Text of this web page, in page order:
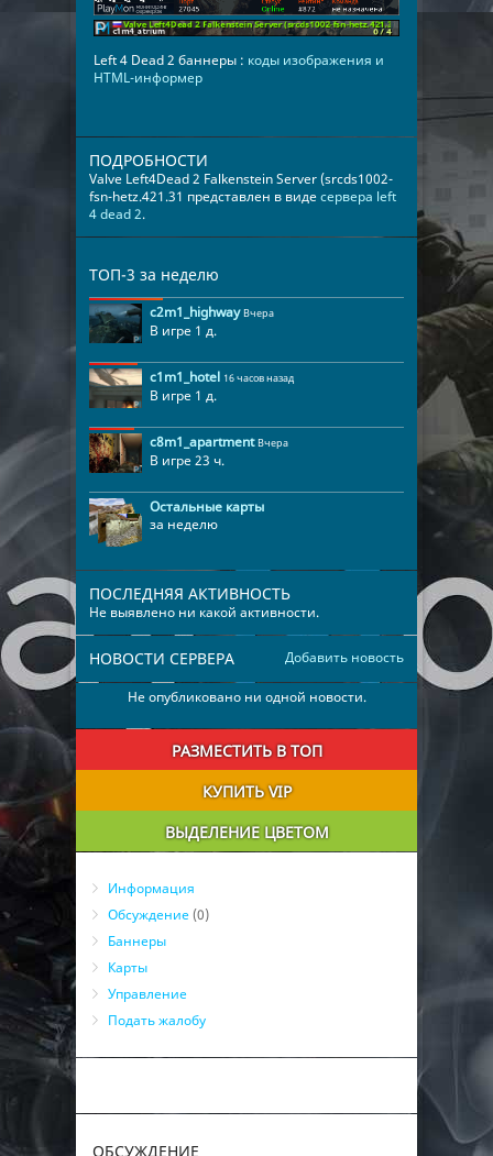
Left 4 Dead 2 баннеры : коды изображения и
HTML-информер
ПОДРОБНОСТИ
Valve Left4Dead 2 Falkenstein Server (srcds1002-
fsn-hetz.421.31 представлен в видесервера left
4 dead 2.
ТОП-3 за неделю
c2m1_highway Вчера
В игре 1 д.
c1m1_hotel 16 часов назад
В игре 1 д.
c8m1_apartment Вчера
В игре 23 ч.
Остальные карты
за неделю
ПОСЛЕДНЯЯ АКТИВНОСТЬ
Не выявлено ни какой активности.
Добавить новость
НОВОСТИ СЕРВЕРА
Не опубликовано ни одной новости.
РАЗМЕСТИТЬ В ТОП
КУПИТЬ VIP
ВЫДЕЛЕНИЕ ЦВЕТОМ
Информация
Обсуждение (0)
Баннеры
Карты
Управление
Подать жалобу
ОБСУЖДЕНИЕ